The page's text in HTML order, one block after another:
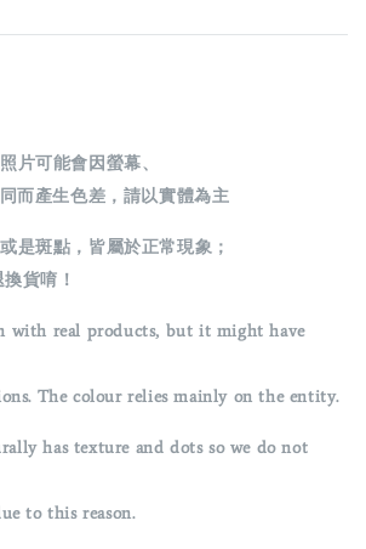
片可能會因螢幕、
而產生色差，請以實體為主
是斑點，皆屬於正常現象；
貨唷！
with real products, but it might have
The colour relies mainly on the entity.
has texture and dots so we do not
to this reason.